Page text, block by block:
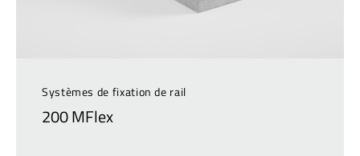
Systèmes de fixation de rail
200 MFlex